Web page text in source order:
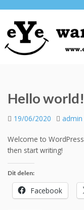
Hello world!
19/06/2020 admin
Welcome to
then start writing!
Dit delen:
Facebook